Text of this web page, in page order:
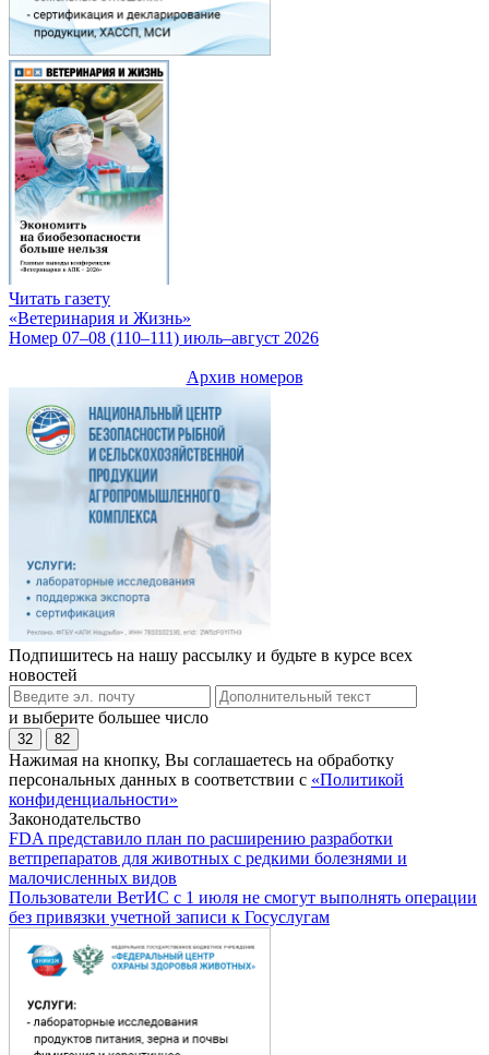
Читать газету
«Ветеринария и Жизнь»
Номер 07–08 (110–111) июль–август 2026
Архив номеров
Подпишитесь на нашу рассылку и будьте в курсе всех
новостей
и выберите большее число
32 82
Нажимая на кнопку, Вы соглашаетесь на обработку
персональных данных в соответствии с «Политикой
конфиденциальности»
Законодательство
FDA представило план по расширению разработки
ветпрепаратов для животных с редкими болезнями и
малочисленных видов
Пользователи ВетИС с 1 июля не смогут выполнять операции
без привязки учетной записи к Госуслугам